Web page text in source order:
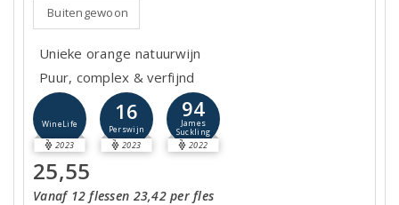
Buitengewoon
Unieke orange natuurwijn
Puur, complex & verfijnd
WineLife
2023
16
Perswijn
2023
94
James
Suckling
2022
25,55
Vanaf 12 flessen 23,42 per fles